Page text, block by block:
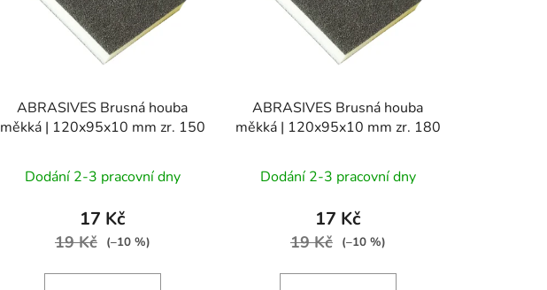
k
t
ABRASIVES Brusná houba
měkká | 120x95x10 mm zr. 150
Dodání 2-3 pracovní dny
17 Kč
19 Kč (–10 %)
ABRASIVES Brusná houba
měkká | 120x95x10 mm zr. 180
Dodání 2-3 pracovní dny
17 Kč
19 Kč (–10 %)